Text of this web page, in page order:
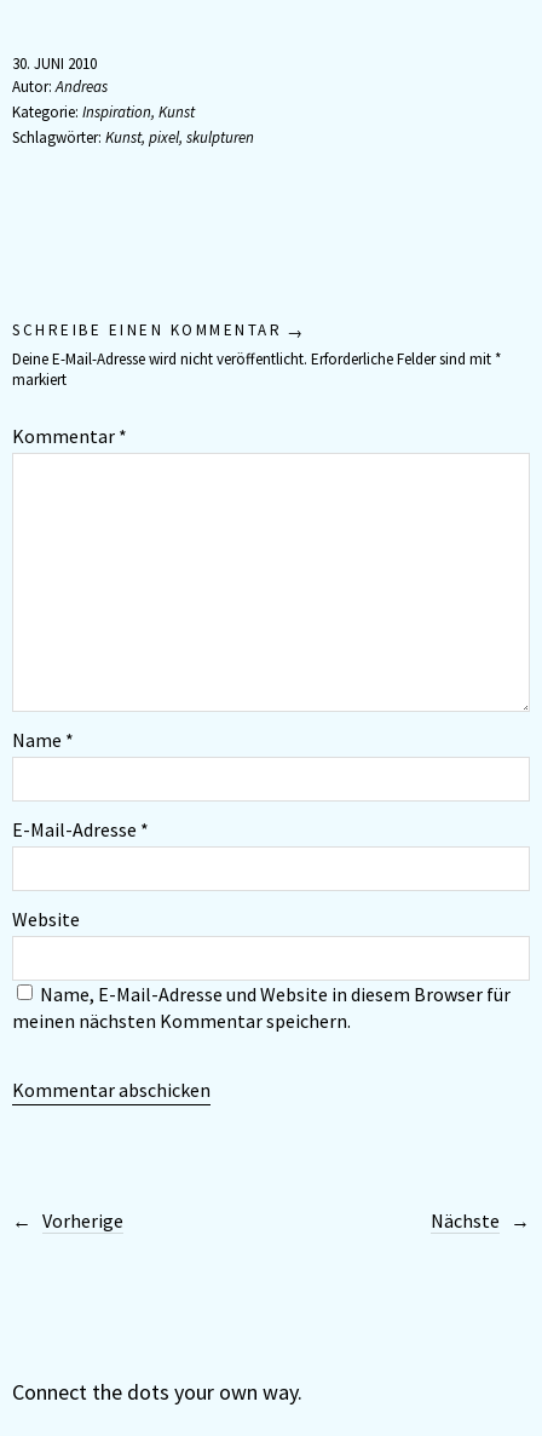
30. JUNI 2010
Autor:Andreas
Kategorie: Inspiration, Kunst
Schlagwörter: Kunst, pixel, skulpturen
SCHREIBE EINEN KOMMENTAR
Deine E-Mail-Adresse wird nicht veröffentlicht. Erforderliche Felder sind mit*
markiert
Kommentar *
Name *
E-Mail-Adresse *
Website
Name, E-Mail-Adresse und Website in diesem Browser für
meinen nächsten Kommentar speichern.
Vorherige Nächste
Connect the dots your own way.